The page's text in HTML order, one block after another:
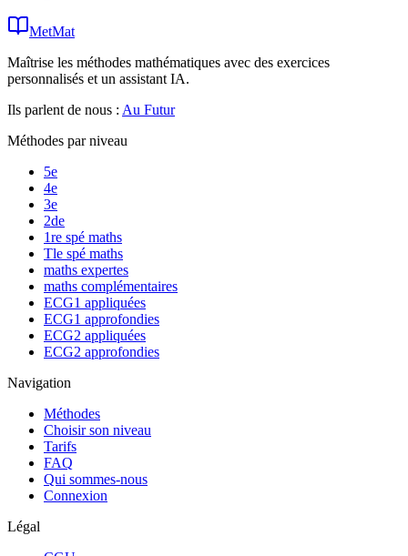
MetMat
Maîtrise les méthodes mathématiques avec des exercices
personnalisés et un assistant IA.
Ils parlent de nous : Au Futur
Méthodes par niveau
5e
4e
3e
2de
1re spé maths
Tle spé maths
maths expertes
maths complémentaires
ECG1 appliquées
ECG1 approfondies
ECG2 appliquées
ECG2 approfondies
Navigation
Méthodes
Choisir son niveau
Tarifs
FAQ
Qui sommes-nous
Connexion
Légal